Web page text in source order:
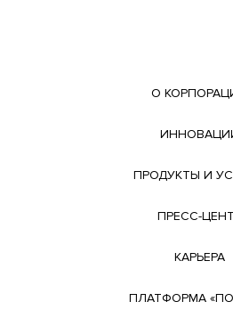
О
ПРОДУКТЫ И
ПРЕСС-
КАРЬЕРА
ПЛАТФОРМА